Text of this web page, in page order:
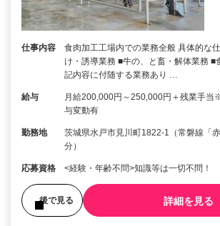
仕事内容
食肉加工工場内での業務全般 具体的な
け・誘導業務 ■牛の、と畜・解体業務 ■
記内容に付随する業務あり …
給与
月給200,000円～250,000円＋残業手当
与変動有
勤務地
茨城県水戸市見川町1822-1（常磐線「
分）
応募資格 <経験・年齢不問>知識等は一切不問！
後で見る 詳細を見る